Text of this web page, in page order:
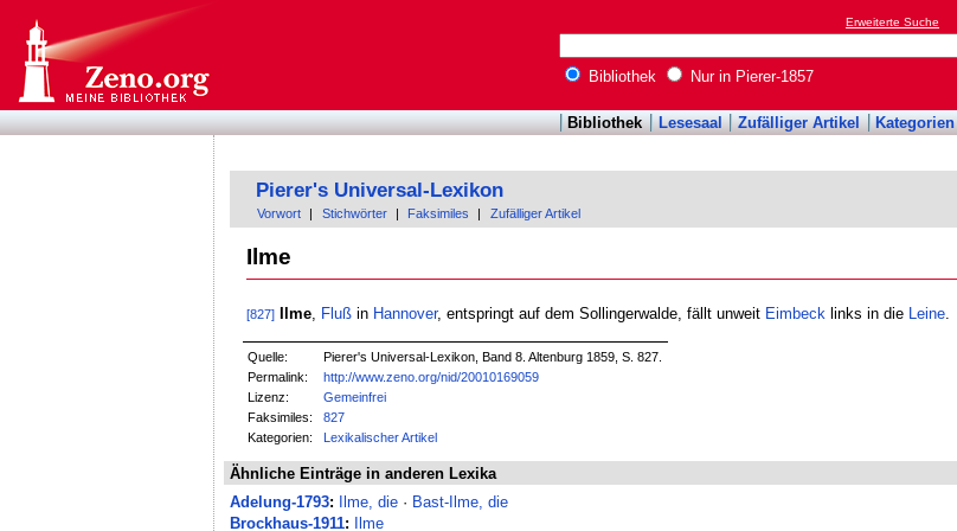
Erweiterte Suche
Bibliothek Nur in Pierer-1857
Bibliothek Lesesaal Zufälliger Artikel Kategorien
Pierer's Universal-Lexikon
Vorwort Stichwörter Faksimiles Zufälliger Artikel
Ilme
[827] Ilme, Flußin Hannover, entspringt auf dem Sollingerwalde, fällt unweit Eimbeck links in die Leine.
Quelle:
Pierer's Universal-Lexikon, Band 8. Altenburg 1859, S. 827.
Permalink:
http://www.zeno.org/nid/20010169059
Lizenz:
Gemeinfrei
Faksimiles:
827
Kategorien:
Lexikalischer Artikel
Ähnliche Einträge in anderen Lexika
Adelung-1793: Ilme, die · Bast-Ilme, die
Brockhaus-1911:
Ilme